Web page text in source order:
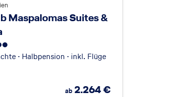
Maspalomas Suites &
· Halbpension · inkl. Flüge
ab 2.264€